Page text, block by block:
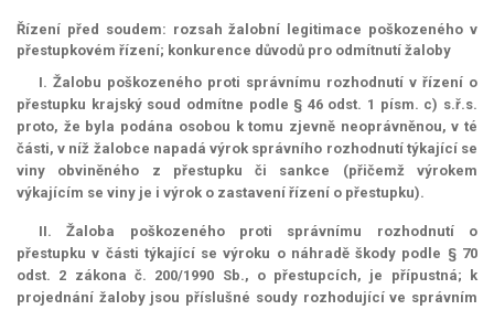
Řízení před soudem: rozsah žalobní legitimace poškozeného v
přestupkovém řízení; konkurence důvodů pro odmítnutí žaloby
I. Žalobu poškozeného proti správnímu rozhodnutí v řízení o
přestupku krajský soud odmítne podle § 46 odst. 1 písm. c) s.ř.s.
proto, že byla podána osobou k tomu zjevně neoprávněnou, v té
části, v níž žalobce napadá výrok správního rozhodnutí týkající se
viny obviněného z přestupku či sankce (přičemž výrokem
výkajícím se viny je i výrok o zastavení řízení o přestupku).
II. Žaloba poškozeného proti správnímu rozhodnutí o
přestupku v části týkající se výroku o náhradě škody podle § 70
odst. 2 zákona č. 200/1990 Sb., o přestupcích, je přípustná; k
projednání žaloby jsou příslušné soudy rozhodující ve správním